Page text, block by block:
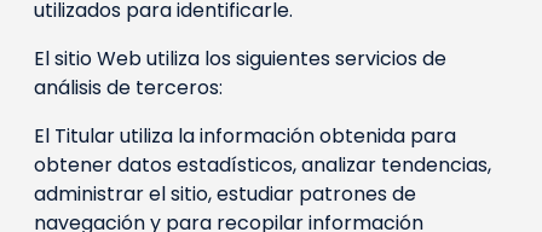
utilizados para identificarle.
El sitio Web utiliza los siguientes servicios de
análisis de terceros:
El Titular utiliza la información obtenida para
obtener datos estadísticos, analizar tendencias,
administrar el sitio, estudiar patrones de
navegación y para recopilar información